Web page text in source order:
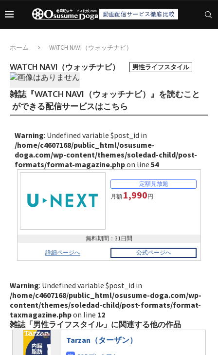
ホーム WATCH NAVI（ウォッチナビ）
WATCH NAVI（ウォッチナビ） 男性ライフスタイル
雑誌『WATCH NAVI（ウォッチナビ）』を読むこと
ができる配信サービスはこちら
Warning: Undefined variable $post_id in
/home/c4607168/public_html/osusume-
doga.com/wp-content/themes/soledad-child/post-
formats/format-magazine.phpon line 54
月額 1,990円
無料期間：31日間
詳細ページへ
公式ページへ
Warning: Undefined variable $post_id in
/home/c4607168/public_html/osusume-doga.com/wp-
content/themes/soledad-child/post-formats/format-
taxmagazine.phpon line 12
雑誌「男性ライフスタイル」に関連する他の作品
Tarzan（ターザン）